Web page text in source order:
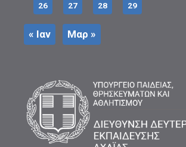
26 27 28 29
« Ιαν Μαρ »